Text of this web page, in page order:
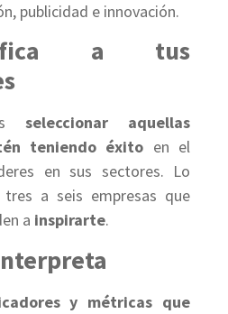
publicidad e innovación.
a tus
seleccionar aquellas
teniendo éxito en el
en sus sectores. Lo
a seis empresas que
a inspirarte.
y métricas que